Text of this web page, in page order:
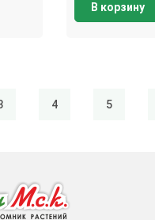
В корзину
4 5